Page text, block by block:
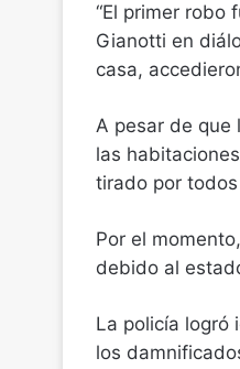
“El primer robo
Gianotti en
casa,
A pesar de que
las
tirado por
Por el
debido al
La policía logró
los